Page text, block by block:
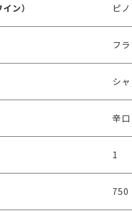
ン） ピ
フ
シ
辛口
1
750